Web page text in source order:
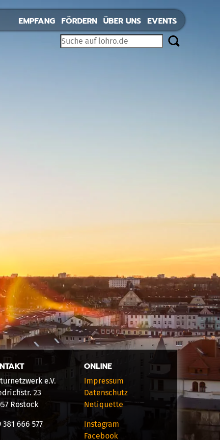
EMPFANG FÖRDERN ÜBER UNS EVENTS
e.V.
23
Rostock
381 666 577
ONLINE
Impressum
Datenschutz
Netiquette
Instagram
Facebook